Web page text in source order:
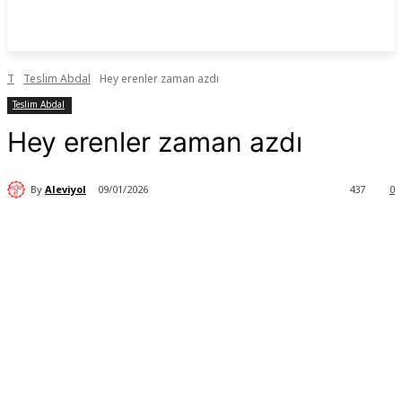
T Teslim Abdal Hey erenler zaman azdı
Teslim Abdal
Hey erenler zaman azdı
By Aleviyol 09/01/2026 0
437